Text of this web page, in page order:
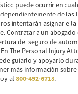
puede ocurrir en
de las
intentarán asignarle
Contratar a un abogado
del seguro de
The Personal Injury
guiarlo y apoyarlo
más información
al 800-492-6718.